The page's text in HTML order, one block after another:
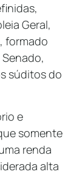
Geral,
formado
súditos do
e
somente
renda
alta